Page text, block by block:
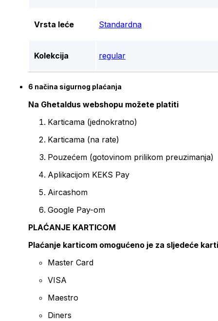
Vrsta leće Standardna
Kolekcija regular
6 načina sigurnog plaćanja
Na Ghetaldus webshopu možete platiti
Karticama (jednokratno)
Karticama (na rate)
Pouzećem (gotovinom prilikom preuzimanja)
Aplikacijom KEKS Pay
Aircashom
Google Pay-om
PLAĆANJE KARTICOM
Plaćanje karticom omogućeno je za sljedeće
Master Card
VISA
Maestro
Diners